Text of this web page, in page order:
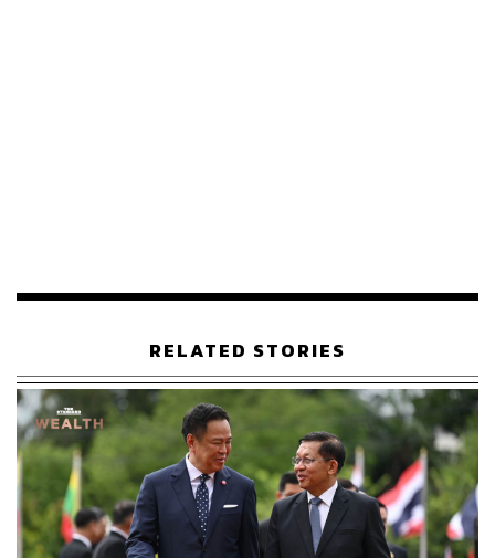
สหรัฐอเมริกาจัดอยู่ในอันดับต้นๆ ของนักเดินทาง Airbnb ที่
อาณาจักร ยุโรป และประเทศในเอเชีย-แปซิฟิก ได้แก่
เกาหลีใต้ ออสเตรเลีย และจีน
ที่ผ่านมาจีนถือเป็นกำลังหลักในการท่องเที่ยวของไทย ซึ่งการ
ฟื้นตัวของการเดินทางระหว่างประเทศของจีนตั้งแต่ไตรมาส
4 ปีที่แล้ว มีส่วนสำคัญในการฟื้นตัวของนักท่องเที่ยวต่างชาติ
ในประเทศไทยเป็นอย่างยิ่ง
RELATED STORIES